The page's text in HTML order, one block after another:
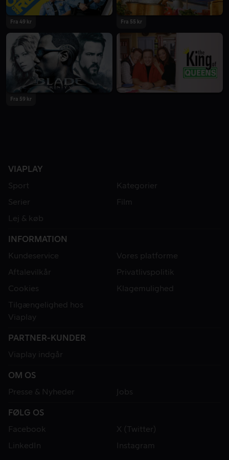
Fra 49 kr Fra 55 kr
Fra 59 kr
VIAPLAY
Sport
Kategorier
Serier
Film
Lej & køb
INFORMATION
Kundeservice
Vores platforme
Aftalevilkår
Privatlivspolitik
Cookies
Klagemulighed
Tilgængelighed hos
Viaplay
PARTNER-KUNDER
Viaplay indgår
OM OS
Presse & Nyheder
Jobs
FØLG OS
Facebook
X (Twitter)
LinkedIn
Instagram